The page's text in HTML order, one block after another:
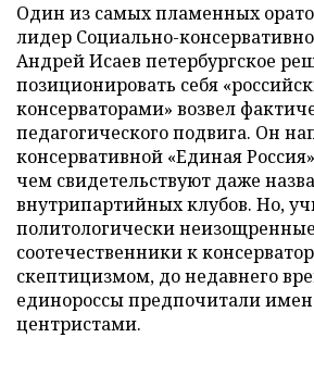
Один из самых пламенных
лидер Социально-
Андрей Исаев петербургское
позиционировать себя
консерваторами» возвел
педагогического подвига. Он
консервативной «Единая
чем свидетельствуют даже
внутрипартийных клубов. Но,
политологически неизощренные
соотечественники к
скептицизмом, до недавнего
единороссы предпочитали
центристами.